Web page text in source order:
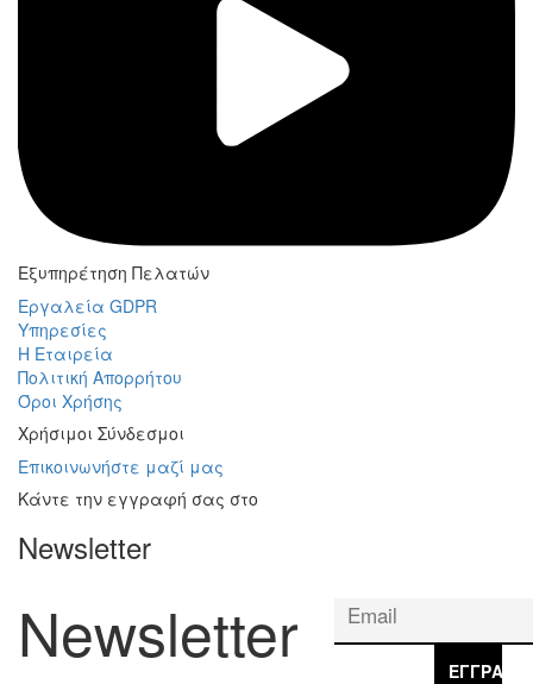
Εξυπηρέτηση Πελατών
Εργαλεία GDPR
Υπηρεσίες
Η Εταιρεία
Πολιτική Απορρήτου
Όροι Χρήσης
Χρήσιμοι Σύνδεσμοι
Επικοινωνήστε μαζί μας
Κάντε την εγγραφή σας στο
Newsletter
Newsletter
ΕΓΓΡΑΦΉ